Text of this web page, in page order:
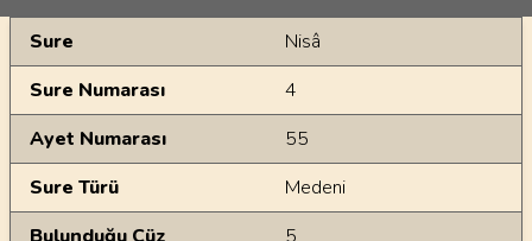
Genel Bilgiler
Sure
Nisâ
Sure Numarası
4
Ayet Numarası
55
Sure Türü
Medeni